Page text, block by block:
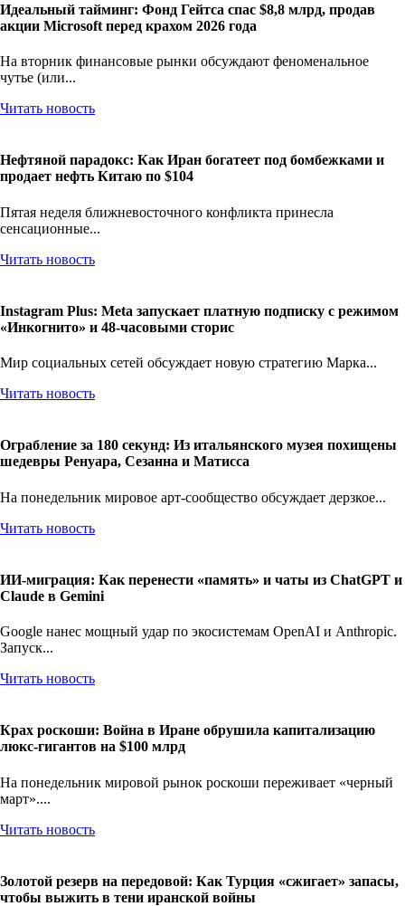
Идеальный тайминг: Фонд Гейтса спас $8,8 млрд, продав
акции Microsoft перед крахом 2026 года
На вторник финансовые рынки обсуждают феноменальное
чутье (или...
Читать новость
Нефтяной парадокс: Как Иран богатеет под бомбежками и
продает нефть Китаю по $104
Пятая неделя ближневосточного конфликта принесла
сенсационные...
Читать новость
Instagram Plus: Meta запускает платную подписку с режимом
«Инкогнито» и 48-часовыми сторис
Мир социальных сетей обсуждает новую стратегию Марка...
Читать новость
Ограбление за 180 секунд: Из итальянского музея похищены
шедевры Ренуара, Сезанна и Матисса
На понедельник мировое арт-сообщество обсуждает дерзкое...
Читать новость
ИИ-миграция: Как перенести «память» и чаты из ChatGPT и
Claude в Gemini
Google нанес мощный удар по экосистемам OpenAI и Anthropic.
Запуск...
Читать новость
Крах роскоши: Война в Иране обрушила капитализацию
люкс-гигантов на $100 млрд
На понедельник мировой рынок роскоши переживает «черный
март»....
Читать новость
Золотой резерв на передовой: Как Турция «сжигает» запасы,
чтобы выжить в тени иранской войны